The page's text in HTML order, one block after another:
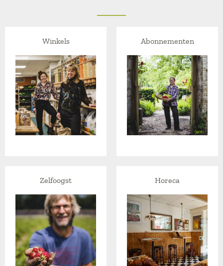
Winkels Abonnementen
Zelfoogst Horeca